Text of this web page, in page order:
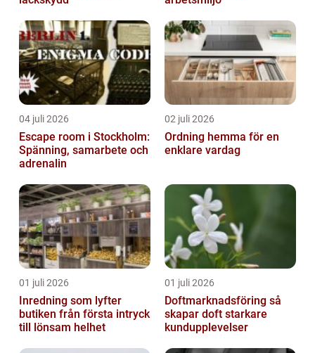
04 juli 2026
Escape room i Stockholm:
Spänning, samarbete och
adrenalin
02 juli 2026
Ordning hemma för en
enklare vardag
01 juli 2026
Inredning som lyfter
butiken från första intryck
till lönsam helhet
01 juli 2026
Doftmarknadsföring så
skapar doft starkare
kundupplevelser